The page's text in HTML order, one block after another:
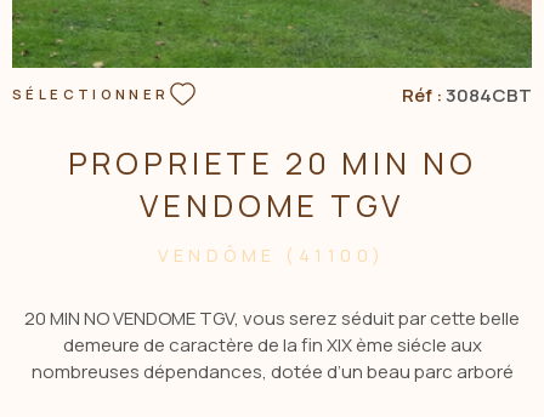
SÉLECTIONNER Réf :3084CBT
PROPRIETE 20 MIN NO
VENDOME TGV
VENDÔME (41100)
20 MIN NO VENDOME TGV, vous serez séduit par cette belle
demeure de caractère de la fin XIX ème siécle aux
nombreuses dépendances, dotée d’un beau parc arboré